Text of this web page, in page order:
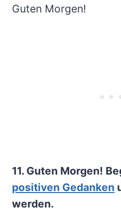
Guten Morgen!
11. Guten Morgen!
positiven Gedanken
werden.